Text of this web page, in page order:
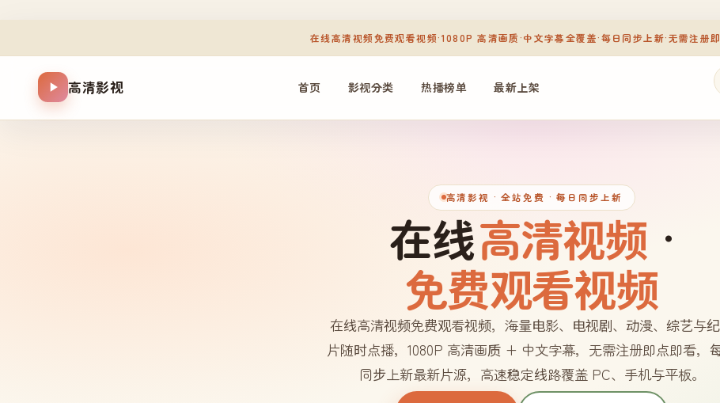
在线高清视频免费观看视频·1080P 高清画质·中文字幕全覆盖·每日同步上新·无需注册
高清影视 首页 影视分类 热播榜单 最新上架
高清影视 · 全站免费 · 每日同步上新
在线高清视频 ·
免费观看视频
在线高清视频免费观看视频，海量电影、电视剧、动漫、综艺与
片随时点播，1080P 高清画质 + 中文字幕，无需注册即点即看，
同步上新最新片源，高速稳定线路覆盖 PC、手机与平板。